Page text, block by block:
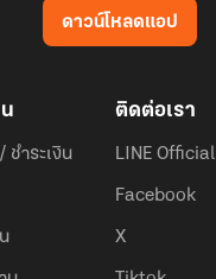
ดาวน์โหลดแอป
ชำระเงิน
ติดต่อเรา
LINE Official
Facebook
X